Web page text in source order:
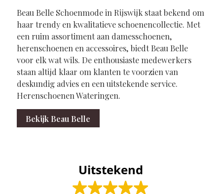
Beau Belle Schoenmode in Rijswijk staat bekend om
haar trendy en kwalitatieve schoenencollectie. Met
een ruim assortiment aan damesschoenen,
herenschoenen en accessoires, biedt Beau Belle
voor elk wat wils. De enthousiaste medewerkers
staan altijd klaar om klanten te voorzien van
deskundig advies en een uitstekende service.
Herenschoenen Wateringen.
Bekijk Beau Belle
Uitstekend